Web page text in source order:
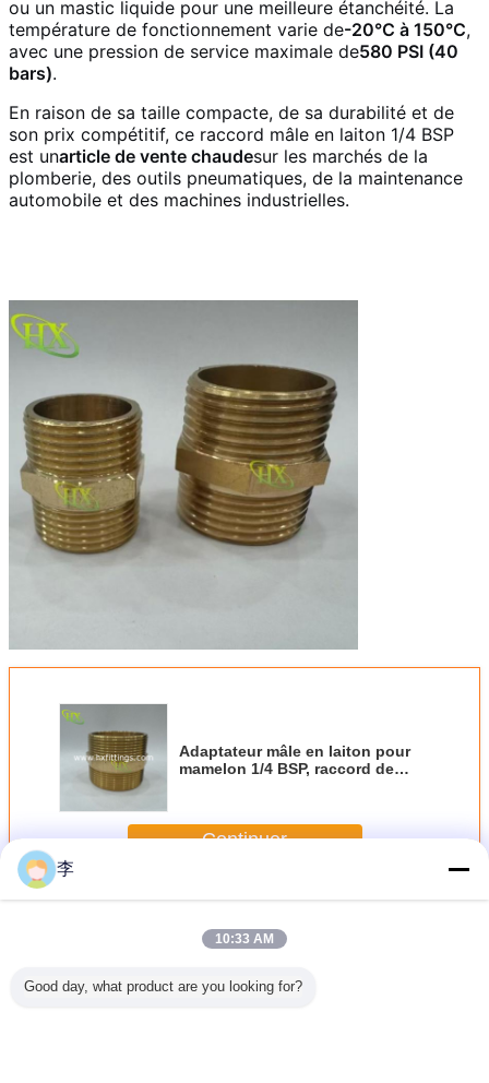
ou un mastic liquide pour une meilleure étanchéité. La
température de fonctionnement varie de-20°C à 150°C,
avec une pression de service maximale de580 PSI (40
bars).
En raison de sa taille compacte, de sa durabilité et de
son prix compétitif, ce raccord mâle en laiton 1/4 BSP
est unarticle de vente chaudesur les marchés de la
plomberie, des outils pneumatiques, de la maintenance
automobile et des machines industrielles.
Adaptateur mâle en laiton pour
mamelon 1/4 BSP, raccord de
Continuer
PlusRaccord de tuyau en laiton
李
10:33 AM
Good day, what product are you looking for?